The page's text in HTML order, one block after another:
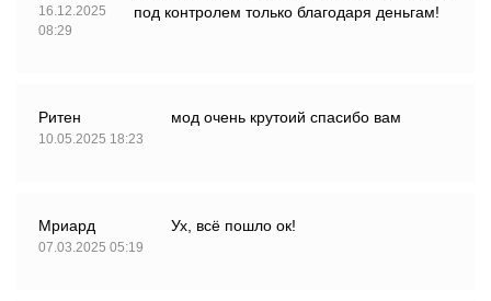
16.12.2025
08:29
под контролем только благодаря деньгам!
Ритен
10.05.2025 18:23
мод очень крутоий спасибо вам
Мриард
07.03.2025 05:19
Ух, всё пошло ок!